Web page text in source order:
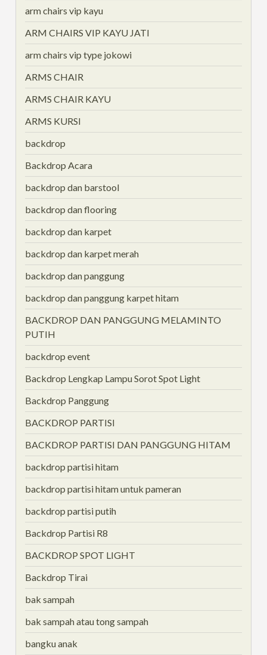
arm chairs vip kayu
ARM CHAIRS VIP KAYU JATI
arm chairs vip type jokowi
ARMS CHAIR
ARMS CHAIR KAYU
ARMS KURSI
backdrop
Backdrop Acara
backdrop dan barstool
backdrop dan flooring
backdrop dan karpet
backdrop dan karpet merah
backdrop dan panggung
backdrop dan panggung karpet hitam
BACKDROP DAN PANGGUNG MELAMINTO
PUTIH
backdrop event
Backdrop Lengkap Lampu Sorot Spot Light
Backdrop Panggung
BACKDROP PARTISI
BACKDROP PARTISI DAN PANGGUNG HITAM
backdrop partisi hitam
backdrop partisi hitam untuk pameran
backdrop partisi putih
Backdrop Partisi R8
BACKDROP SPOT LIGHT
Backdrop Tirai
bak sampah
bak sampah atau tong sampah
bangku anak